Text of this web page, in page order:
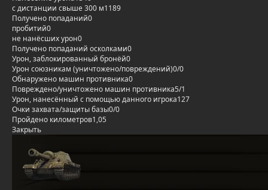
с дистанции свыше 300 м1189
Получено попаданий0
пробитий0
не нанёсших урон0
Получено попаданий осколками0
Урон, заблокированный бронёй0
Урон союзникам (уничтожено/повреждений)0/0
Обнаружено машин противника0
Повреждено/уничтожено машин противника5/1
Урон, нанесённый с помощью данного игрока127
Очки захвата/защиты базы0/0
Пройдено километров1,05
Закрыть